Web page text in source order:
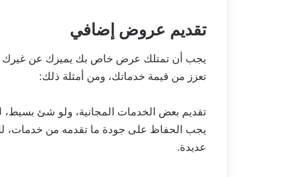
تقديم عروض إضافي
يجب أن تمتلك عرض خاص بك يميزك عن غيرك
تعزز من قيمة خدماتك، ومن أمثلة ذلك:
تقديم بعض الخدمات المجانية، ولو شئ
يجب الحفاظ على جودة ما تقدمه من خدمات،
عديدة.